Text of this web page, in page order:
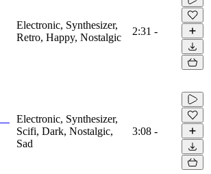
Electronic, Synthesizer,
Retro, Happy, Nostalgic
2:31 -
Electronic, Synthesizer,
Scifi, Dark, Nostalgic,
Sad
3:08 -